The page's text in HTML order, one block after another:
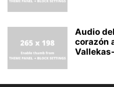
Audio
corazón